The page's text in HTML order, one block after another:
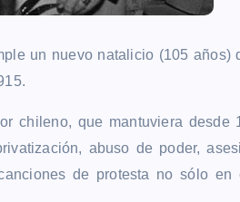
un nuevo natalicio (105 años)
chileno, que mantuviera
abuso de poder,
de protesta no sólo